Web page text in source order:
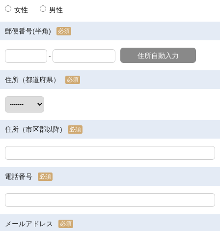
女性 男性
郵便番号(半角) 必須
- 住所自動入力
住所（都道府県） 必須
住所（市区郡以降) 必須
電話番号 必須
メールアドレス 必須